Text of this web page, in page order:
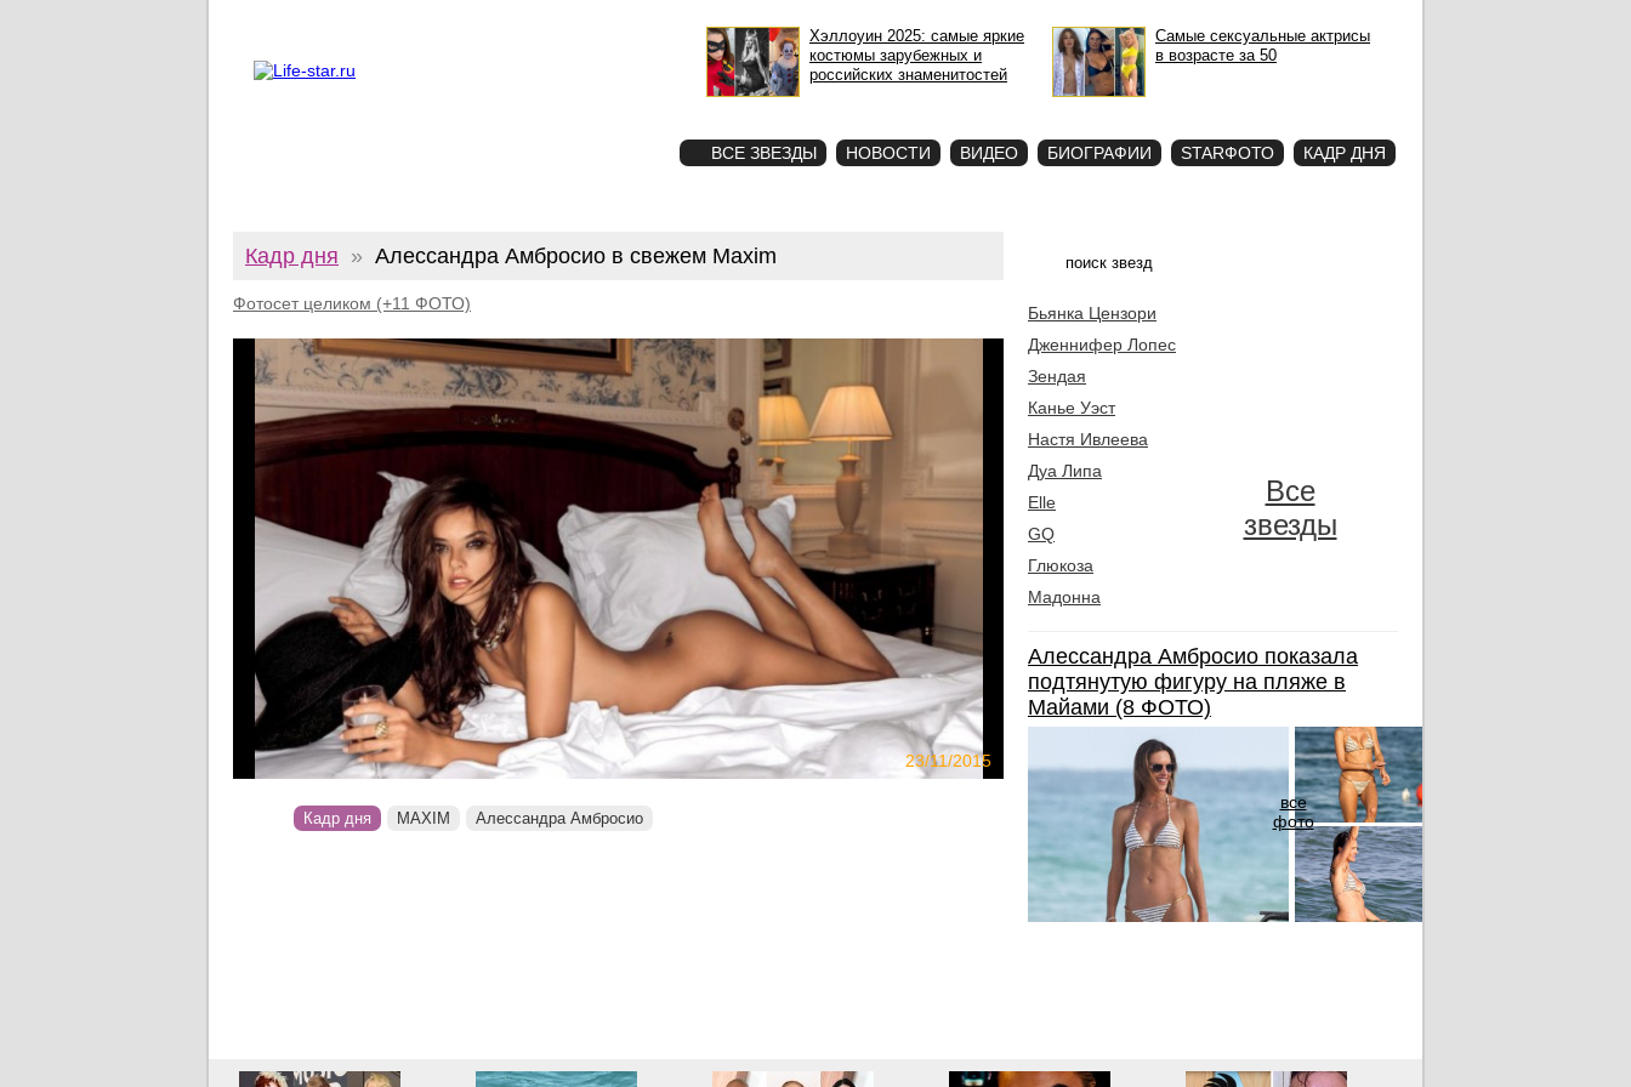
Хэллоуин 2025: самые яркие
костюмы зарубежных и
российских знаменитостей
Самые сексуальные актрисы
в возрасте за 50
ВСЕ ЗВЕЗДЫ НОВОСТИ ВИДЕО БИОГРАФИИ STARФОТО КАДР ДНЯ
Кадр дня » Алессандра Амбросио в свежем Maxim
Фотосет целиком (+11 ФОТО)
23/11/2015
Кадр дня MAXIM Алессандра Амбросио
Бьянка Цензори
Дженнифер Лопес
Зендая
Канье Уэст
Настя Ивлеева
Дуа Липа
Elle
GQ
Глюкоза
Мадонна
Все
звезды
Алессандра Амбросио показала
подтянутую фигуру на пляже в
Майами (8 ФОТО)
все
фото